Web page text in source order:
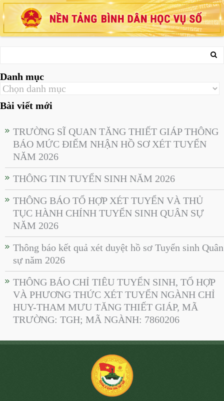
Danh mục
Bài viết mới
TRƯỜNG SĨ QUAN TĂNG THIẾT GIÁP THÔNG
BÁO MỨC ĐIỂM NHẬN HỒ SƠ XÉT TUYỂN
NĂM 2026
THÔNG TIN TUYỂN SINH NĂM 2026
THÔNG BÁO TỔ HỢP XÉT TUYỂN VÀ THỦ
TỤC HÀNH CHÍNH TUYỂN SINH QUÂN SỰ
NĂM 2026
Thông báo kết quả xét duyệt hồ sơ Tuyển sinh Quân
sự năm 2026
THÔNG BÁO CHỈ TIÊU TUYỂN SINH, TỔ HỢP
VÀ PHƯƠNG THỨC XÉT TUYỂN NGÀNH CHỈ
HUY-THAM MƯU TĂNG THIẾT GIÁP, MÃ
TRƯỜNG: TGH; MÃ NGÀNH: 7860206